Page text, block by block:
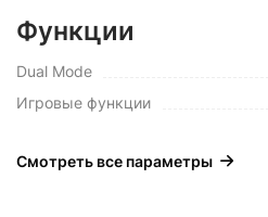
Функции
Dual Mode
Игровые функции
Смотреть все параметры